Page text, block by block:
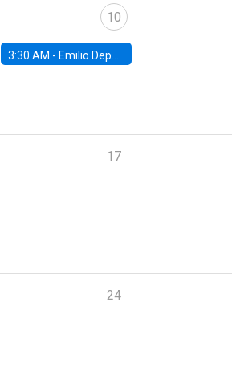
10
3:30 AM - Emilio Depetris-Chauvín, Universidad Católica
17
24